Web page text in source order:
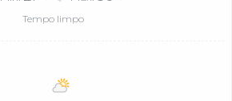
Tempo limpo